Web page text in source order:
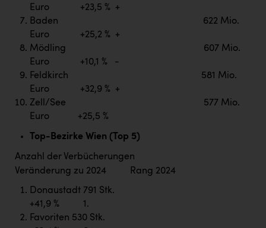
Euro +23,5 % +
Baden 622 Mio.
Euro +25,2 % +
Mödling 607 Mio.
Euro +10,1 % -
Feldkirch 581 Mio.
Euro +32,9 % +
Zell/See 577 Mio.
Euro +25,5 %
Top-Bezirke Wien (Top 5)
Anzahl der Verbücherungen
Veränderung zu 2024 Rang 2024
Donaustadt 791 Stk.
+41,9 % 1.
Favoriten 530 Stk.